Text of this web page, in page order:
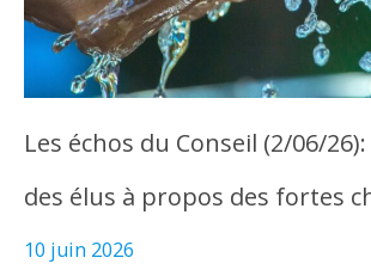
Les échos du Conseil (2/06/
des élus à propos des fortes
10 juin 2026